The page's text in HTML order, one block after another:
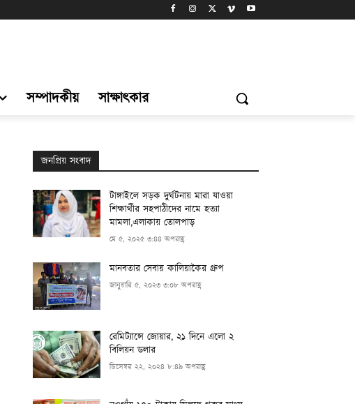
সম্পাদকীয় সাক্ষাৎকার
জনপ্রিয় সংবাদ
টাঙ্গাইলে সড়ক দুর্ঘটনায় মারা যাওয়া
শিক্ষার্থীর সহপাঠীদের নামে হত্যা
মামলা,এলাকায় তোলপাড়
মে ৫, ২০২৫ ৩:৪৪ অপরাহ্ণ
মানবতার সেবায় কালিয়াকৈর গ্রুপ
জানুয়ারি ৫, ২০২৩ ৩:০৮ অপরাহ্ণ
রেমিট্যান্সে জোয়ার, ২১ দিনে এলো ২
বিলিয়ন ডলার
ডিসেম্বর ২২, ২০২৪ ৮:৪৯ অপরাহ্ণ